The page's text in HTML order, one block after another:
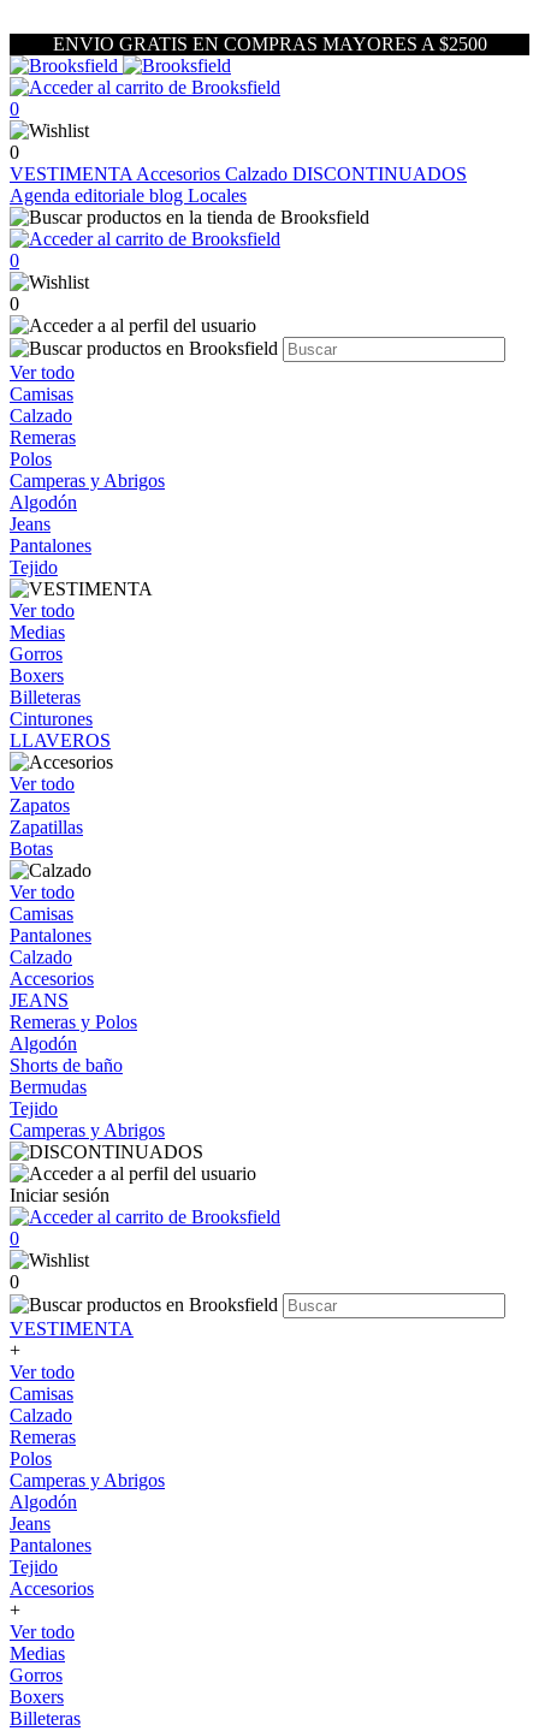
ENVIO GRATIS EN COMPRAS MAYORES A $2500
0
0
VESTIMENTA Accesorios Calzado DISCONTINUADOS
Agenda editoriale blog Locales
0
0
Ver todo
Camisas
Calzado
Remeras
Polos
Camperas y Abrigos
Algodón
Jeans
Pantalones
Tejido
Ver todo
Medias
Gorros
Boxers
Billeteras
Cinturones
LLAVEROS
Ver todo
Zapatos
Zapatillas
Botas
Ver todo
Camisas
Pantalones
Calzado
Accesorios
JEANS
Remeras y Polos
Algodón
Shorts de baño
Bermudas
Tejido
Camperas y Abrigos
Iniciar sesión
0
0
VESTIMENTA
+
Ver todo
Camisas
Calzado
Remeras
Polos
Camperas y Abrigos
Algodón
Jeans
Pantalones
Tejido
Accesorios
+
Ver todo
Medias
Gorros
Boxers
Billeteras